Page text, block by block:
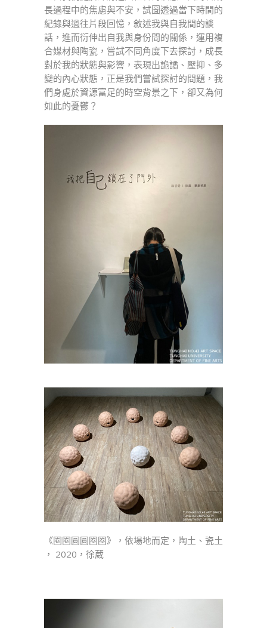
歐
羽
雯〉
中
長過程中的焦慮與不安，試圖透過當下時間的
紀錄與過往片段回憶，敘述我與自我間的談
話，進而衍伸出自我與身份間的關係，運用複
合媒材與陶瓷，嘗試不同角度下去探討，成長
對於我的狀態與影響，表現出詭譎、壓抑、多
變的內心狀態，正是我們嘗試探討的問題，我
們身處於資源富足的時空背景之下，卻又為何
如此的憂鬱？
《圈圈圓圓圈圈》，依場地而定，陶土、瓷土
， 2020，徐葳